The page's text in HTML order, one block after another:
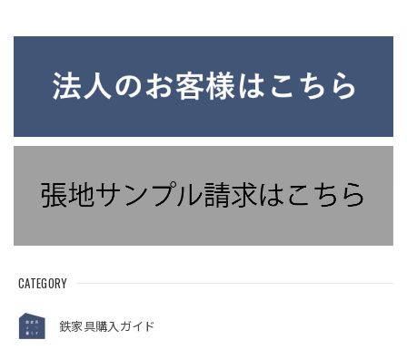
CATEGORY
鉄家具購入ガイド
産家具
産家具